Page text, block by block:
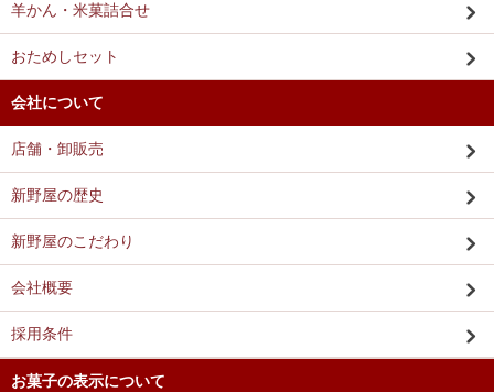
羊かん・米菓詰合せ
おためしセット
会社について
店舗・卸販売
新野屋の歴史
新野屋のこだわり
会社概要
採用条件
お菓子の表示について